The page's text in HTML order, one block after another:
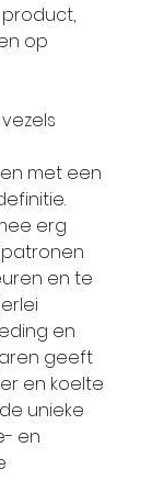
product,
op
met een
erg
en te
en
geeft
en koelte
unieke
en